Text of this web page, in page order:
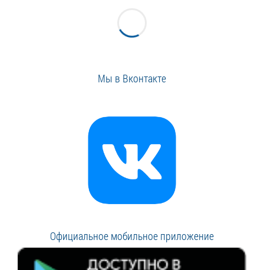
Мы в Вконтакте
Официальное мобильное приложение